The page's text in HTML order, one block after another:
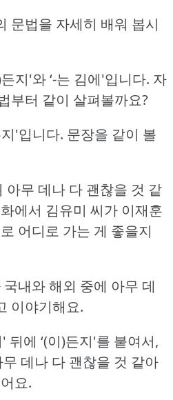
문법을 자세히 배워 봅시
지'와 ‘-는 김에'입니다. 자
부터 같이 살펴볼까요?
'입니다. 문장을 같이 볼
아무 데나 다 괜찮을 것 같
에서 김유미 씨가 이재훈
어디로 가는 게 좋을지
내와 해외 중에 아무 데
이야기해요.
뒤에 ‘(이)든지'를 붙여서,
데나 다 괜찮을 것 같아
요.